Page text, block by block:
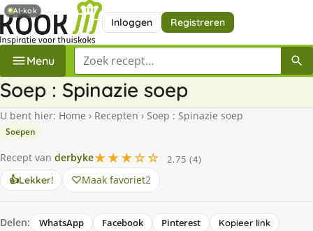
Inloggen Registreren
Menu Zoek een recept
Soep : Spinazie soep
U bent hier: Home › Recepten › Soep : Spinazie soep
Soepen
Recept van derbyke★★★☆☆
2.75 (4)
👍Lekker! Maak favoriet2
Delen: WhatsApp Facebook Pinterest
Kopieer link
AI-kok